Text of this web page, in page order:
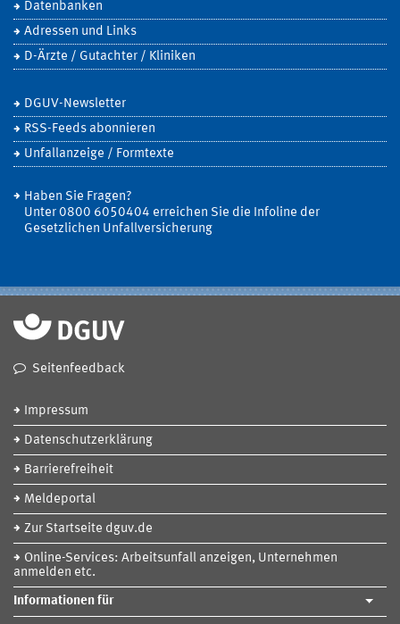
Datenbanken
Adressen und Links
D-Ärzte / Gutachter / Kliniken
DGUV-Newsletter
RSS-Feeds abonnieren
Unfallanzeige / Formtexte
Haben Sie Fragen?
Unter 0800 6050404 erreichen Sie die Infoline der
Gesetzlichen Unfallversicherung
Seitenfeedback
Impressum
Datenschutzerklärung
Barrierefreiheit
Meldeportal
Zur Startseite dguv.de
Online-Services: Arbeitsunfall anzeigen, Unternehmen
anmelden etc.
Informationen für